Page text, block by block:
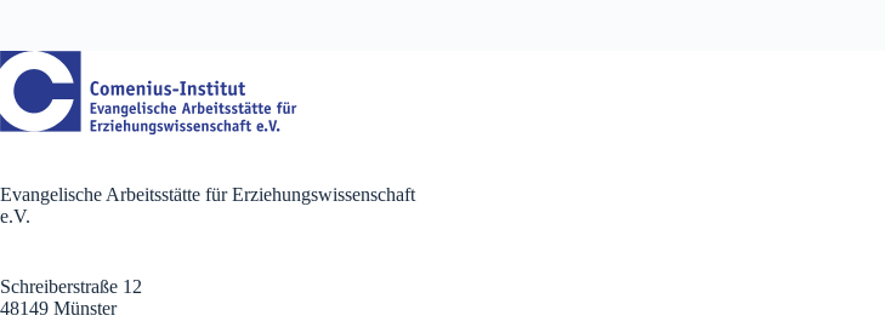
Evangelische Arbeitsstätte für Erziehungswissenschaft
e.V.
Schreiberstraße 12
48149 Münster